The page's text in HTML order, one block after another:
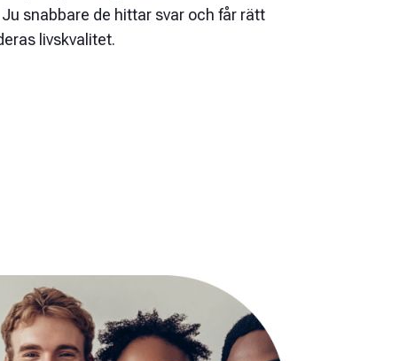
snabbare de hittar svar och får rätt
livskvalitet.